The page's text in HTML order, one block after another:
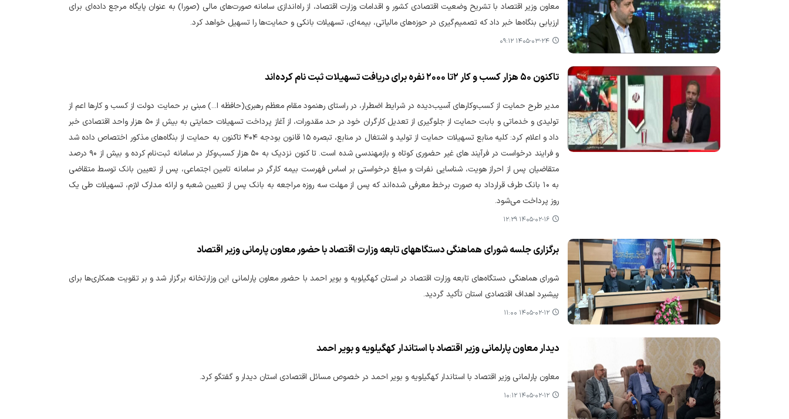
معاون وزیر اقتصاد با تشریح وضعیت اقتصادی کشور و اقدامات وزارت اقتصاد، از راه‌اندازی سامانه صورت‌های مالی (صورا) به عنوان پایگاه مرجع داده‌ای برای
ارزیابی بنگاه‌ها خبر داد که تصمیم‌گیری در حوزه‌های مالیاتی، بیمه‌ای، تسهیلات بانکی و حمایت‌ها را تسهیل خواهد کرد.
۱۴۰۵-۰۳-۲۴ ۰۹:۱۲
تاکنون ۵۰ هزار کسب و کار ۲تا ۲۰۰۰ نفره برای دریافت تسهیلات ثبت نام کرده‌اند
مدیر طرح حمایت از کسب‌وکارهای آسیب‌دیده در شرایط اضطرار، در راستای رهنمود مقام معظم رهبری(حافظه ا...) مبنی بر حمایت دولت از کسب و کارها اعم از
تولیدی و خدماتی و بابت حمایت از جلوگیری از تعدیل کارگران خود در حد مقدورات، از آغاز پرداخت تسهیلات حمایتی به بیش از ۵۰ هزار واحد اقتصادی خبر
داد و اعلام کرد: کلیه منابع تسهیلات حمایت از تولید و اشتغال در منابع، تبصره ۱۵ قانون بودجه ۴۰۴ تاکنون به حمایت از بنگاه‌های مذکور اختصاص داده شد
و فرایند درخواست در فرآیند های غیر حضوری کوتاه و بازمهندسی شده است. تا کنون نزدیک به ۵۰ هزار کسب‌وکار در سامانه ثبت‌نام کرده و بیش از ۹۰ درصد
متقاضیان پس از احراز هویت، شناسایی نفرات و مبلغ درخواستی بر اساس فهرست بیمه کارگر در سامانه تامین اجتماعی، پس از تعیین بانک توسط متقاضی
به ۱۰ بانک طرف قرارداد به صورت برخط معرفی شده‌اند که پس از مهلت سه روزه مراجعه به بانک پس از تعیین شعبه و ارائه مدارک لازم، تسهیلات طی یک
روز پرداخت می‌شود.
۱۴۰۵-۰۲-۱۶ ۱۲:۲۹
برگزاری جلسه شورای هماهنگی دستگاههای تابعه وزارت اقتصاد با حضور معاون پارمانی وزیر اقتصاد
شورای هماهنگی دستگاه‌های تابعه وزارت اقتصاد در استان کهگیلویه و بویر احمد با حضور معاون پارلمانی این وزارتخانه برگزار شد و بر تقویت همکاری‌ها برای
پیشبرد اهداف اقتصادی استان تأکید گردید.
۱۴۰۵-۰۲-۱۲ ۱۱:۰۰
دیدار معاون پارلمانی وزیر اقتصاد با استاندار کهگیلویه و بویر احمد
معاون پارلمانی وزیر اقتصاد با استاندار کهگیلویه و بویر احمد در خصوص مسائل اقتصادی استان دیدار و گفتگو کرد.
۱۴۰۵-۰۲-۱۲ ۱۰:۱۲